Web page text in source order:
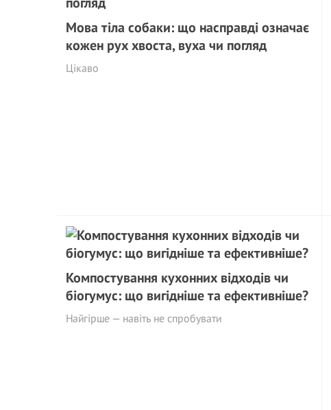
Мова тіла собаки: що насправді означає
кожен рух хвоста, вуха чи погляд
Цікаво
Компостування кухонних відходів чи
біогумус: що вигідніше та ефективніше?
Найгірше — навіть не спробувати